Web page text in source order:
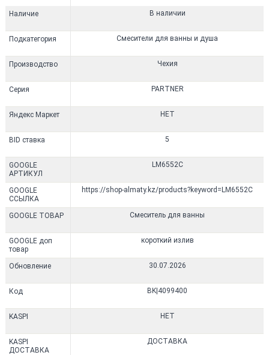
Наличие
Подкатегория
Производство
Серия
Яндекс Маркет
BID ставка
GOOGLE
АРТИКУЛ
GOOGLE
ССЫЛКА
GOOGLE ТОВАР
GOOGLE доп
товар
Обновление
Код
KASPI
KASPI
ДОСТАВКА
В наличии
Смесители для ванны и душа
Чехия
PARTNER
НЕТ
5
LM6552C
https://shop-almaty.kz/products?keyword=LM6552C
Смеситель для ванны
короткий излив
30.07.2026
BK|4099400
НЕТ
ДОСТАВКА